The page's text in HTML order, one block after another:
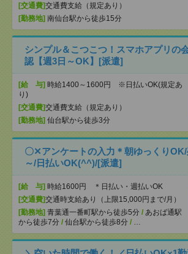
[交通費]交通費支給（規定あり）
[勤務地] 南仙台駅から徒歩15分
シンプル＆こつこつ！スマホアプリの
認【週3日～OK】[派遣]
[給 与] 時給1400～1600円 ※日払いOK(規定あ
り)
[交通費]交通費支給（規定あり）
[勤務地] 仙台駅から徒歩3分
〇✕アンケートの入力＊朝ゆっくり
～/日払いOK(^^)/[派遣]
[給 与] 時給1600円 ＊日払い・週払いOK
[交通費]交通時支給あり（上限15,000円まで/月）
[勤務地] 青葉通一番町駅から徒歩5分 / あおば通駅
から徒歩7分 / 仙台駅から徒歩8分 /